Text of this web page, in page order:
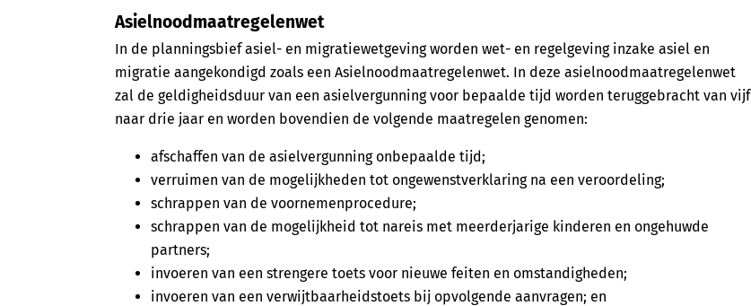
Asielnoodmaatregelenwet
In de planningsbief asiel- en migratiewetgeving worden wet- en regelgeving inzake asiel en
migratie aangekondigd zoals een Asielnoodmaatregelenwet. In deze asielnoodmaatregelenwet
zal de geldigheidsduur van een asielvergunning voor bepaalde tijd worden teruggebracht van vijf
naar drie jaar en worden bovendien de volgende maatregelen genomen:
afschaffen van de asielvergunning onbepaalde tijd;
verruimen van de mogelijkheden tot ongewenstverklaring na een veroordeling;
schrappen van de voornemen­procedure;
schrappen van de mogelijkheid tot nareis met meerderjarige kinderen en ongehuwde
partners;
invoeren van een strengere toets voor nieuwe feiten en omstandigheden;
invoeren van een verwijtbaarheidstoets bij opvolgende aanvragen; en